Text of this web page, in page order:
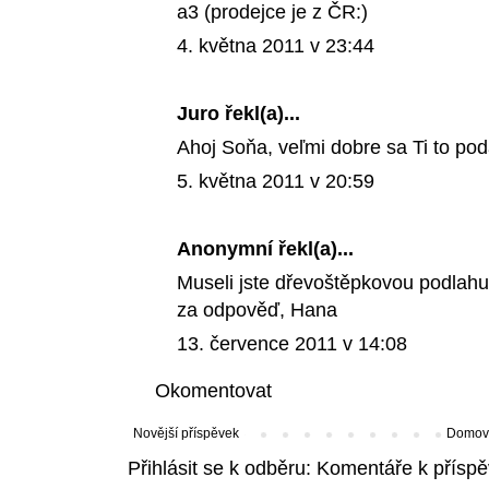
a3 (prodejce je z ČR:)
4. května 2011 v 23:44
Juro řekl(a)...
Ahoj Soňa, veľmi dobre sa Ti to
5. května 2011 v 20:59
Anonymní řekl(a)...
Museli jste dřevoštěpkovou
za odpověď, Hana
13. července 2011 v 14:08
Okomentovat
Novější příspěvek
Přihlásit se k odběru: Komentáře k